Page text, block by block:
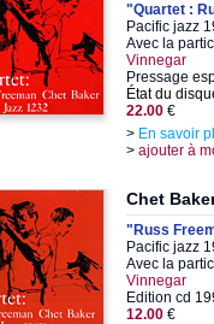
"Quartet :
Pacific jazz
Avec la
Vinnegar
Pressage
État du
22.00 €
> En savoir
> ajouter à
Chet
"Russ
Pacific jazz
Avec la
Vinnegar
Edition cd
12.00 €